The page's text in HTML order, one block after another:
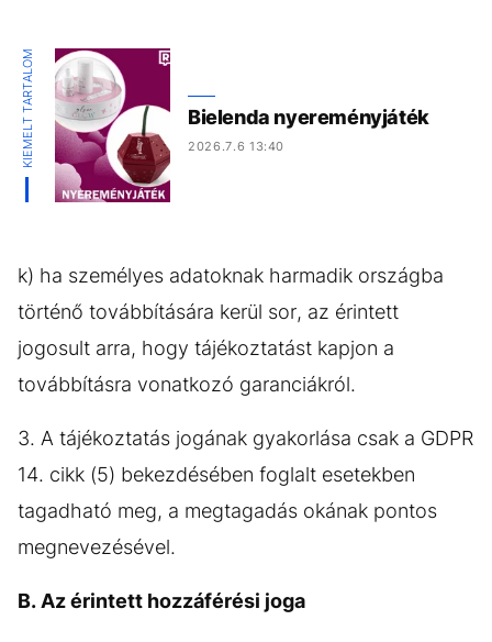
KIEMELT TARTALOM Bielenda nyereményjáték
2026.7.6 13:40
k) ha személyes adatoknak harmadik országba
történő továbbítására kerül sor, az érintett
jogosult arra, hogy tájékoztatást kapjon a
továbbításra vonatkozó garanciákról.
3. A tájékoztatás jogának gyakorlása csak a GDPR
14. cikk (5) bekezdésében foglalt esetekben
tagadható meg, a megtagadás okának pontos
megnevezésével.
B. Az érintett hozzáférési joga